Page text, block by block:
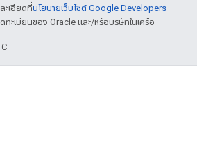
ะเอียดที่นโยบายเว็บไซต์ Google Developers
ทะเบียนของ Oracle และ/หรือบริษัทในเครือ